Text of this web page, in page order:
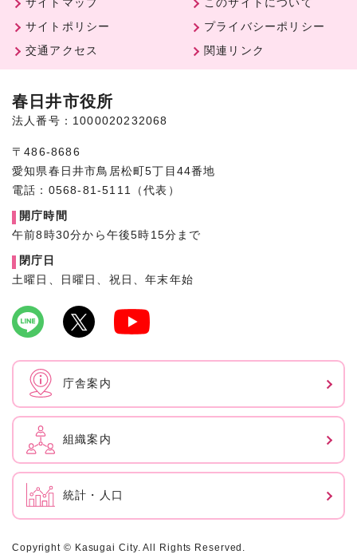
サイトマップ
このサイトについて
サイトポリシー
プライバシーポリシー
交通アクセス
関連リンク
春日井市役所
法人番号：1000020232068
〒486-8686
愛知県春日井市鳥居松町5丁目44番地
電話：0568-81-5111（代表）
開庁時間
午前8時30分から午後5時15分まで
閉庁日
土曜日、日曜日、祝日、年末年始
庁舎案内
組織案内
統計・人口
Copyright © Kasugai City. All Rights Reserved.